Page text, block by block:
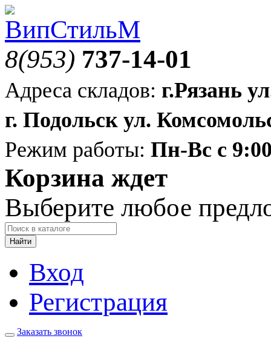
8(953) 737-14-01
Адреса складов: г.Рязань
г. Подольск ул.
Режим работы: Пн-Вс с
Корзина ждет
Выберите любое
Найти
Вход
Регистрация
Заказать звонок